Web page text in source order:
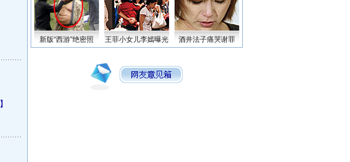
新版“西游”绝密照 王菲小女儿李嫣曝光 酒井法子痛哭谢罪